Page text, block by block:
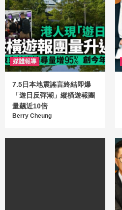
媒體報導
7.5日本地震謠言終結即爆
「遊日反彈潮」縱橫遊報團
量飆近10倍
Berry Cheung